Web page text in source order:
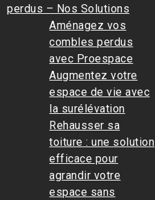
perdus – Nos Solutions
Aménagez vos
combles perdus
avec Proespace
Augmentez votre
espace de vie avec
la surélévation
Rehausser sa
toiture : une solution
efficace pour
agrandir votre
espace sans